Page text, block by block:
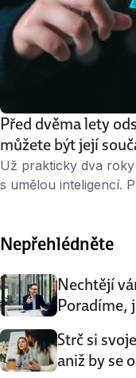
Před dvěma lety
můžete být její
Už prakticky dva roky
s umělou inteligencí.
doslova boom ve
například v
Nepřehlédněte
Nechtějí
Poradíme,
Strč si
aniž by se